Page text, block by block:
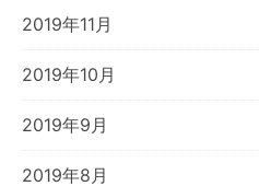
2019年11月
2019年10月
2019年9月
2019年8月